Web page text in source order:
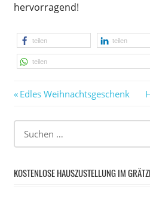
hervorragend!
teilen teilen
teilen
Beitragsnavigation
Vorheriger
Edles Weihnachtsgeschenk
KOSTENLOSE HAUSZUSTELLUNG IM